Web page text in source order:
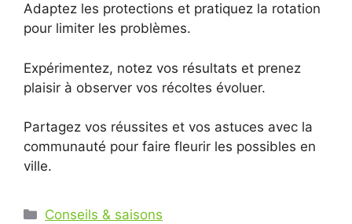
Adaptez les protections et pratiquez la rotation
pour limiter les problèmes.
Expérimentez, notez vos résultats et prenez
plaisir à observer vos récoltes évoluer.
Partagez vos réussites et vos astuces avec la
communauté pour faire fleurir les possibles en
ville.
Catégories
Conseils & saisons